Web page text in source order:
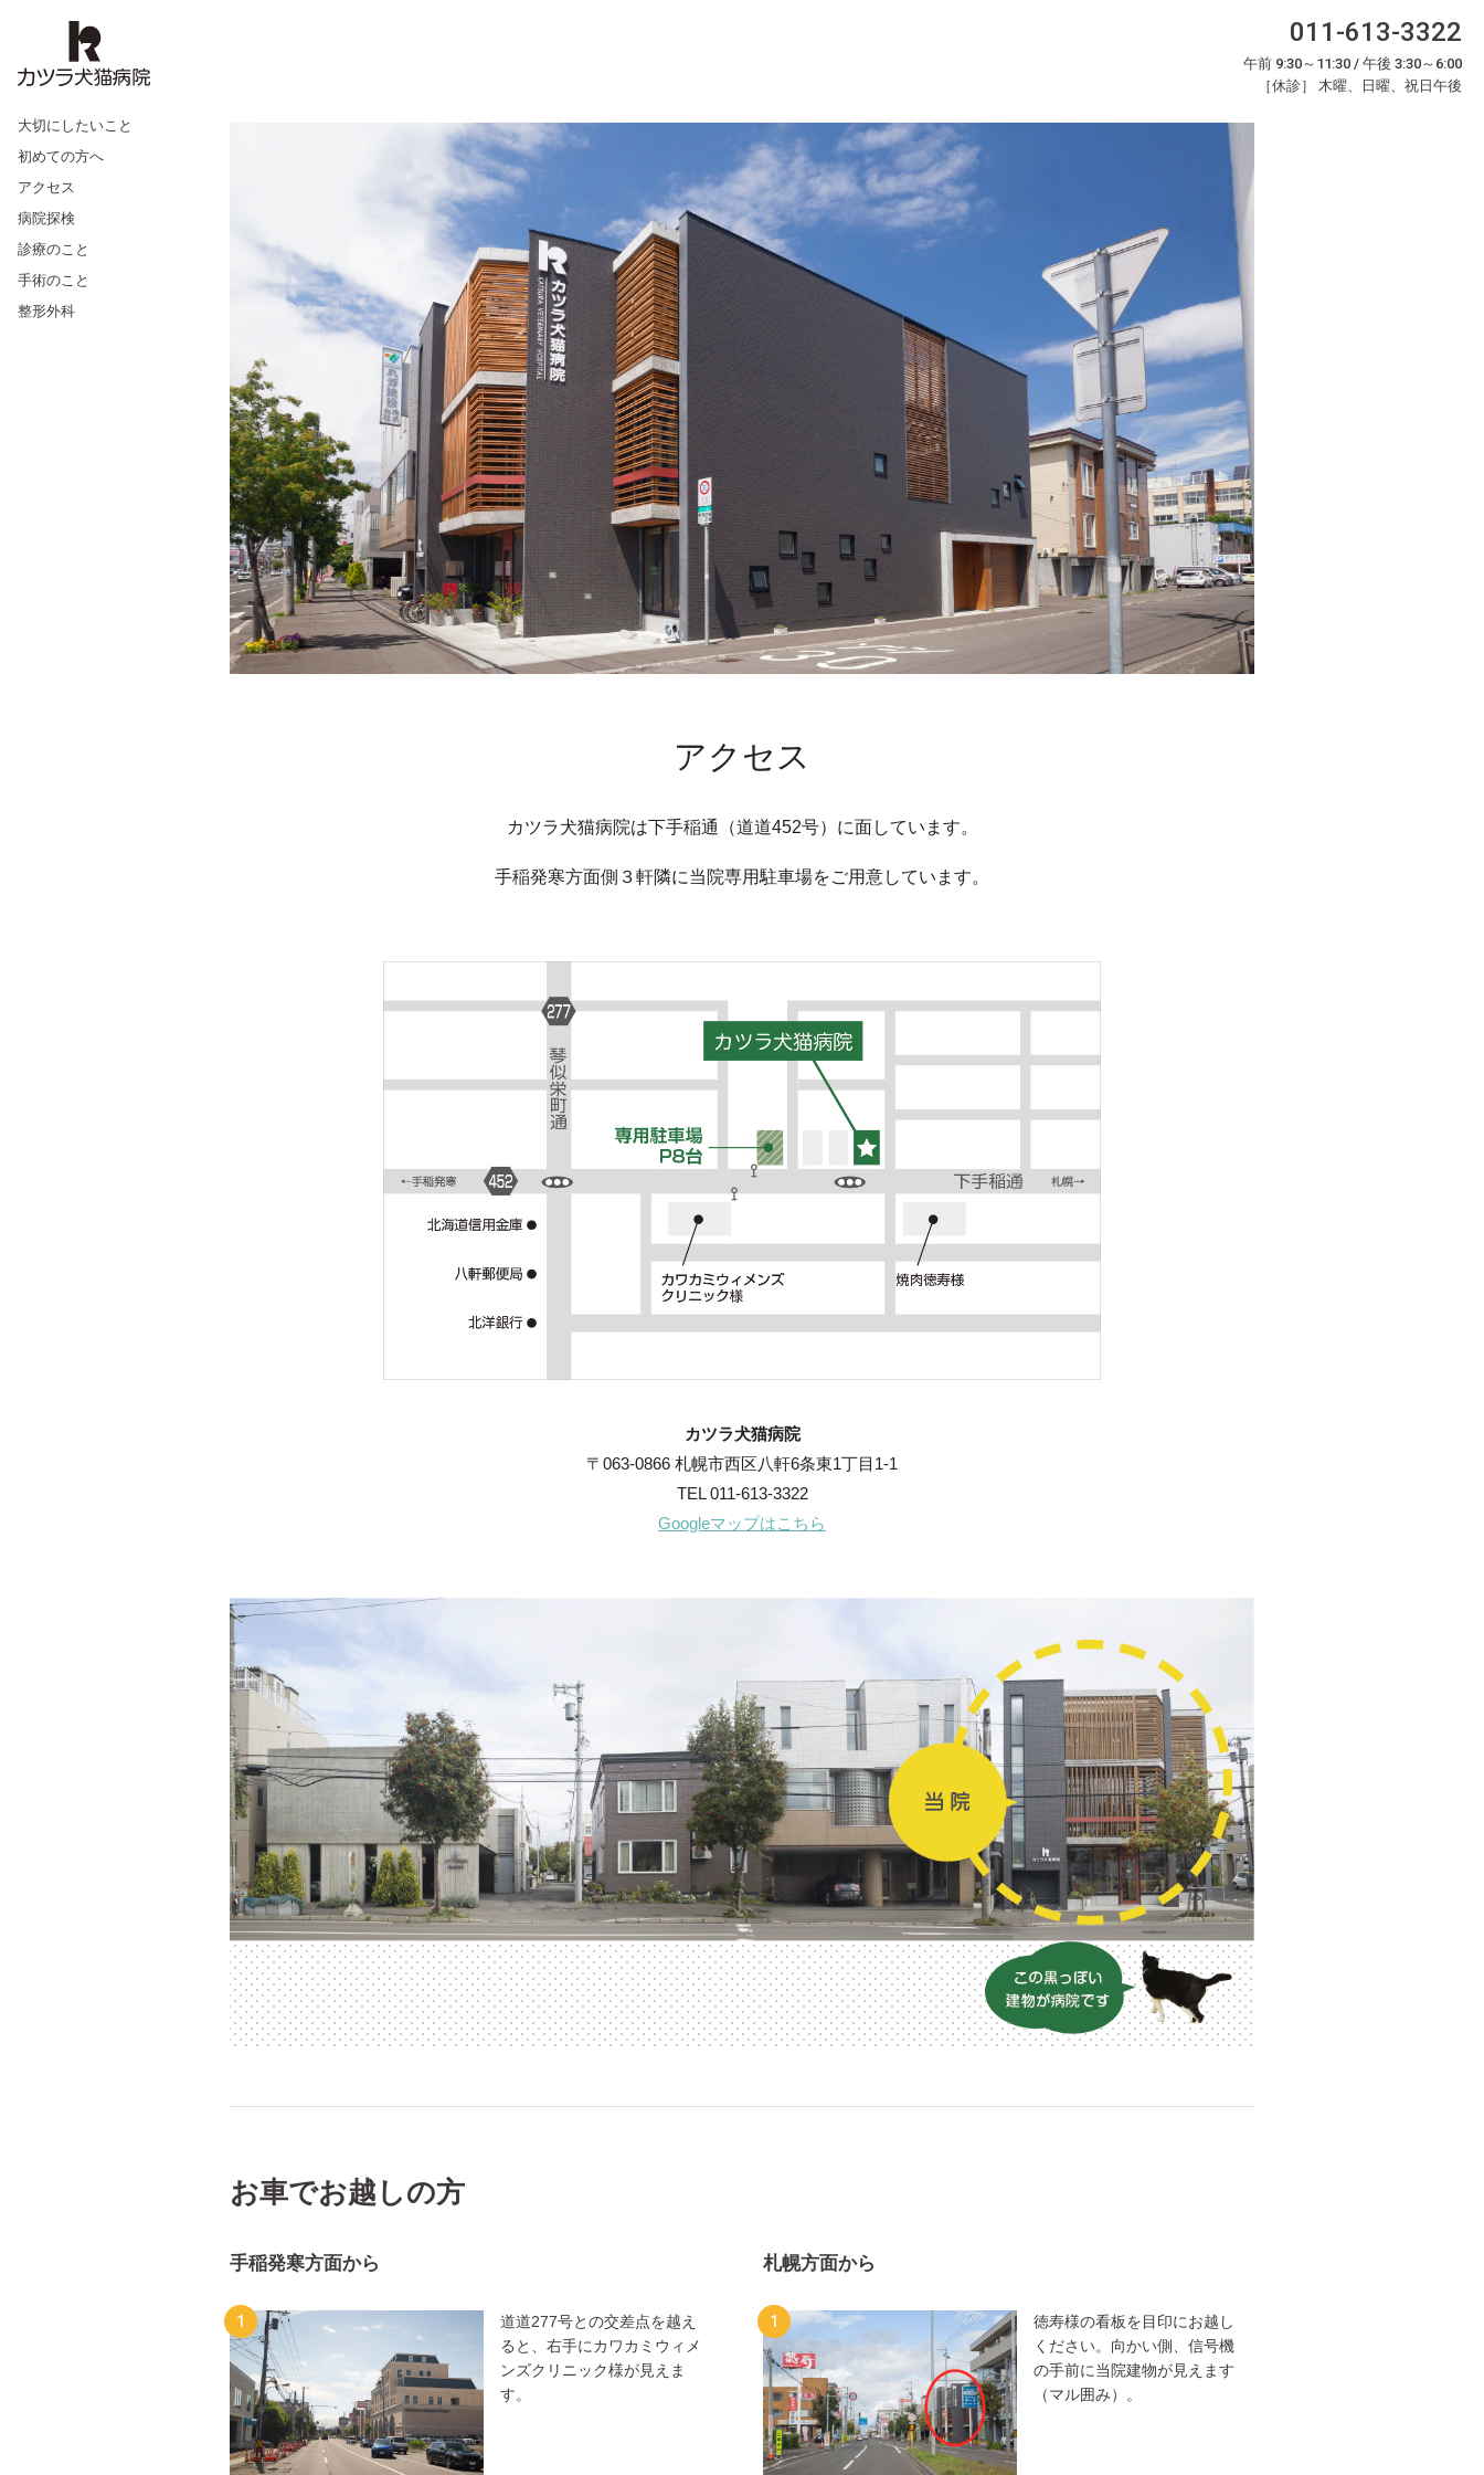
大切にしたいこと
初めての方へ
アクセス
病院探検
診療のこと
手術のこと
整形外科
011-613-3322
午前 9:30～11:30 / 午後 3:30～6:00
［休診］ 木曜、日曜、祝日午後
アクセス
カツラ犬猫病院は下手稲通（道道452号）に面しています。
手稲発寒方面側３軒隣に当院専用駐車場をご用意しています。
カツラ犬猫病院
〒063-0866 札幌市西区八軒6条東1丁目1-1
TEL 011-613-3322
Googleマップはこちら
お車でお越しの方
手稲発寒方面から
1
道道277号との交差点を越え
ると、右手にカワカミウィメ
ンズクリニック様が見えま
す。
札幌方面から
1
徳寿様の看板を目印にお越し
ください。向かい側、信号機
の手前に当院建物が見えます
（マル囲み）。